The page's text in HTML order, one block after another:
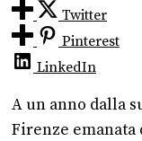
Twitter
Pinterest
LinkedIn
A un anno dalla
Firenze